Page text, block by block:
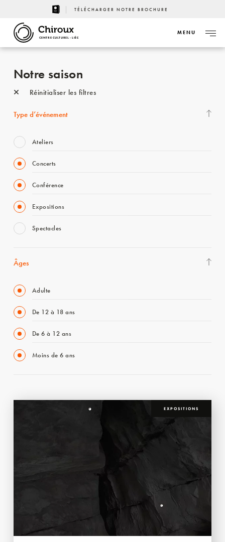
TÉLÉCHARGER NOTRE BROCHURE
CENTRE CULTUREL - LIÈGE
MENU
Notre saison
Réinitialiser les filtres
Type d’événement
Ateliers
Concerts
Conférence
Expositions
Spectacles
Âges
Adulte
De 12 à 18 ans
De 6 à 12 ans
Moins de 6 ans
EXPOSITIONS